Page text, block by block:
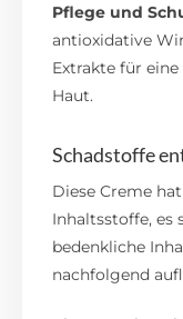
Pflege und
antioxidative
Extrakte für
Haut.
Schadstoffe
Diese Creme
Inhaltsstoffe, es
bedenkliche
nachfolgend